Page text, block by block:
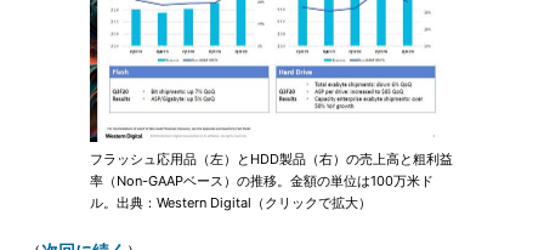
フラッシュ応用品（左）とHDD製品（右）の売上高と粗利益
率（Non-GAAPベース）の推移。金額の単位は100万米ド
ル。出典：Western Digital（クリックで拡大）